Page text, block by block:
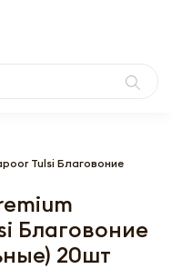
Tulsi Благовоние
Благовоние
20шт